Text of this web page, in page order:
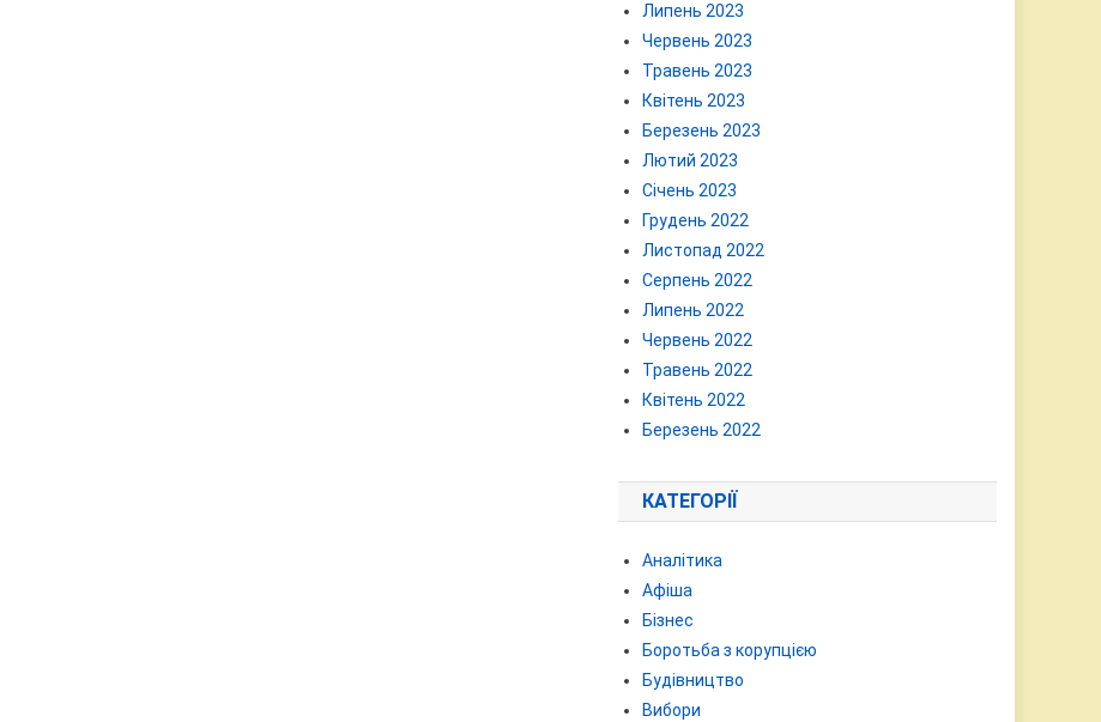
Липень 2023
Червень 2023
Травень 2023
Квітень 2023
Березень 2023
Лютий 2023
Січень 2023
Грудень 2022
Листопад 2022
Серпень 2022
Липень 2022
Червень 2022
Травень 2022
Квітень 2022
Березень 2022
КАТЕГОРІЇ
Аналітика
Афіша
Бізнес
Боротьба з корупцією
Будівництво
Вибори